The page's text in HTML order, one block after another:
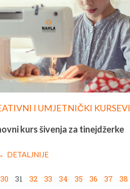
I UMJETNIČKI KURSEVI
kurs šivenja za tinejdžerke
DETALJNIJE
30 31 32 33 34 35 36 37 38